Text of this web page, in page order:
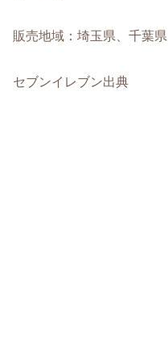
販売地域：埼玉県、千葉
セブンイレブン出典